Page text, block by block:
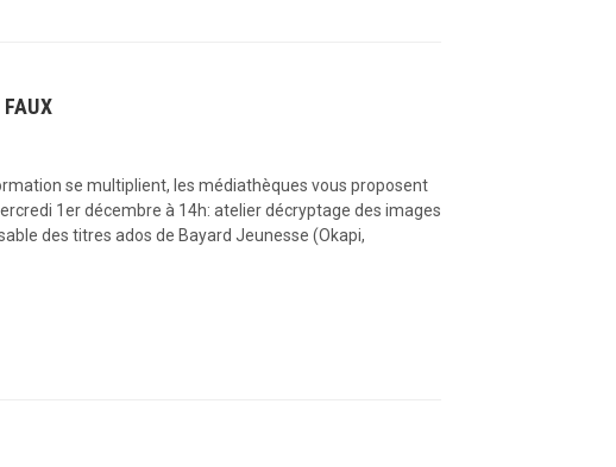
se multiplient, les médiathèques vous proposent
1er décembre à 14h: atelier décryptage des images
des titres ados de Bayard Jeunesse (Okapi,